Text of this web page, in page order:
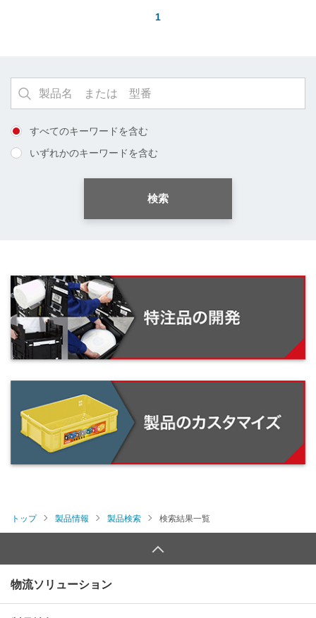
1
すべてのキーワードを含む
いずれかのキーワードを含む
トップ 製品情報 製品検索 検索結果一覧
物流ソリューション